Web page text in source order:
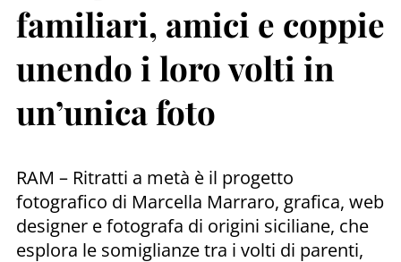
familiari, amici e coppie
unendo i loro volti in
un’unica foto
RAM – Ritratti a metà è il progetto
fotografico di Marcella Marraro, grafica, web
designer e fotografa di origini siciliane, che
esplora le somiglianze tra i volti di parenti,